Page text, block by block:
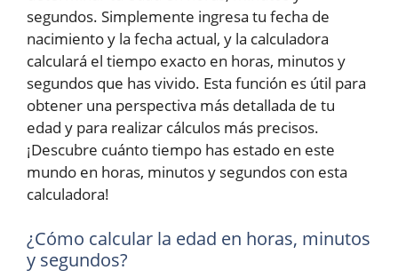
segundos. Simplemente ingresa tu fecha de
nacimiento y la fecha actual, y la calculadora
calculará el tiempo exacto en horas, minutos y
segundos que has vivido. Esta función es útil para
obtener una perspectiva más detallada de tu
edad y para realizar cálculos más precisos.
¡Descubre cuánto tiempo has estado en este
mundo en horas, minutos y segundos con esta
calculadora!
¿Cómo calcular la edad en horas, minutos
y segundos?